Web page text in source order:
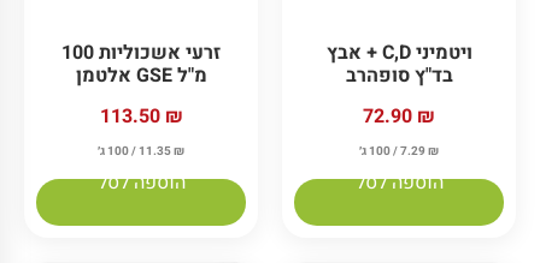
ויטמיני C,D + אבץ
בד"ץ סופהרב
72.90 ₪
7.29 ₪ / 100 ג׳
הוספה לסל
זרעי אשכוליות 100
מ"ל GSE אלטמן
113.50 ₪
11.35₪ / 100 ג׳
הוספה לסל